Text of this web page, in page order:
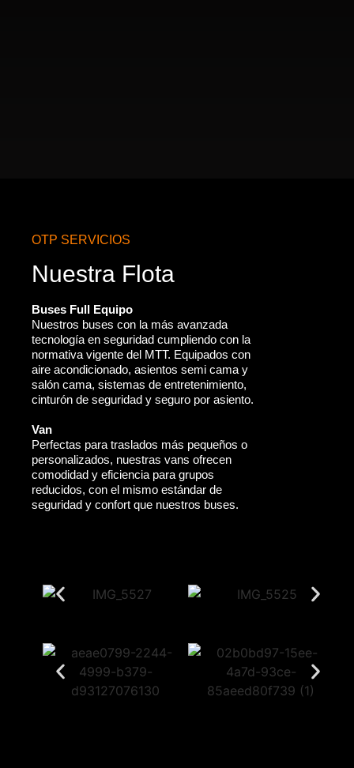
OTP SERVICIOS
Nuestra Flota
Buses Full Equipo
Nuestros buses con la más avanzada
tecnología en seguridad cumpliendo con la
normativa vigente del MTT. Equipados con
aire acondicionado, asientos semi cama y
salón cama, sistemas de entretenimiento,
cinturón de seguridad y seguro por asiento.
Van
Perfectas para traslados más pequeños o
personalizados, nuestras vans ofrecen
comodidad y eficiencia para grupos
reducidos, con el mismo estándar de
seguridad y confort que nuestros buses.